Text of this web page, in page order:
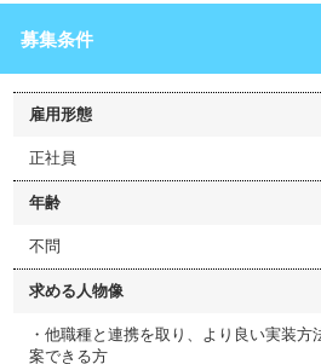
募集条件
雇用形態
正社員
年齢
不問
求める人物像
・他職種と連携を取り、より良い実装
案できる方